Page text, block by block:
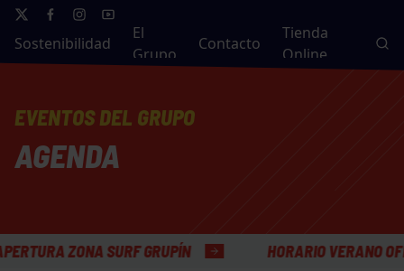
Sostenibilidad
El
Grupo
Contacto
Tienda
Online
EVENTOS DEL GRUPO
AGENDA
ZONA SURF GRUPÍN HORARIO VERANO